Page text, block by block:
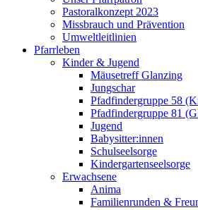
Pastoralkonzept 2023
Missbrauch und Prävention
Umweltleitlinien
Pfarrleben
Kinder & Jugend
Mäusetreff Glanzing
Jungschar
Pfadfindergruppe 58
Pfadfindergruppe 81
Jugend
Babysitter:innen
Schulseelsorge
Kindergartenseelsorge
Erwachsene
Anima
Familienrunden &